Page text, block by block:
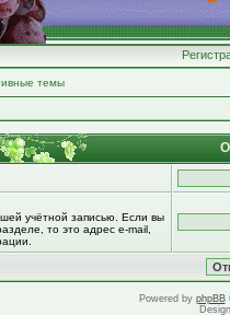
темы
учётной записью. Если вы
то это адрес e-mail,
Powered by phpBB